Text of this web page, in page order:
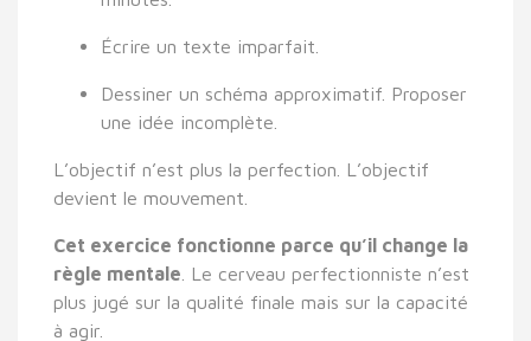
Écrire un texte imparfait.
Dessiner un schéma approximatif. Proposer
une idée incomplète.
L’objectif n’est plus la perfection. L’objectif
devient le mouvement.
Cet exercice fonctionne parce qu’il change la
règle mentale . Le cerveau perfectionniste n’est
plus jugé sur la qualité finale mais sur la capacité
à agir.